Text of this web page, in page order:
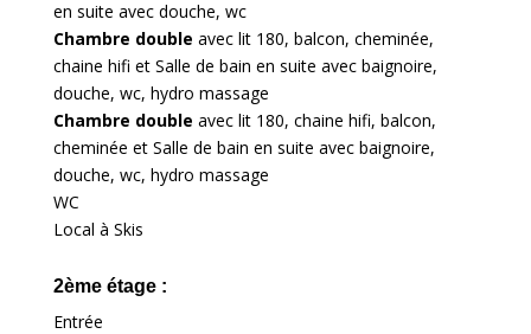
en suite avec douche, wc
Chambre double avec lit 180, balcon, cheminée,
chaine hifi et Salle de bain en suite avec baignoire,
douche, wc, hydro massage
Chambre double avec lit 180, chaine hifi, balcon,
cheminée et Salle de bain en suite avec baignoire,
douche, wc, hydro massage
WC
Local à Skis
2ème étage :
Entrée